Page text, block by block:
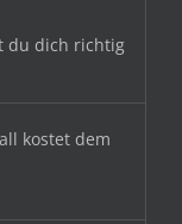
du dich richtig
kostet dem